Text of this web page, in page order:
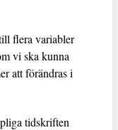
flera variabler
vi ska kunna
att förändras i
tidskriften